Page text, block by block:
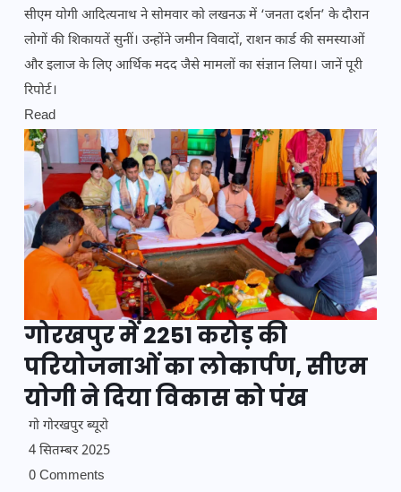
सीएम योगी आदित्यनाथ ने सोमवार को लखनऊ में ‘जनता दर्शन’ के दौरान
लोगों की शिकायतें सुनीं। उन्होंने जमीन विवादों, राशन कार्ड की समस्याओं
और इलाज के लिए आर्थिक मदद जैसे मामलों का संज्ञान लिया। जानें पूरी
रिपोर्ट।
Read
गोरखपुर में 2251 करोड़ की
परियोजनाओं का लोकार्पण, सीएम
योगी ने दिया विकास को पंख
गो गोरखपुर ब्यूरो
4 सितम्बर 2025
0 Comments